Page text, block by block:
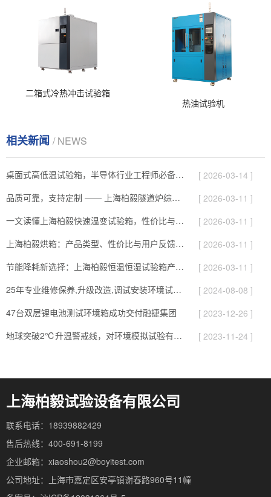
二箱式冷热冲击试验箱
热油试验机
相关新闻 / NEWS
桌面式高低温试验箱，半导体行业工程师必备的测试神器
[ 2026-03-14 ]
品质可靠，支持定制 —— 上海柏毅隧道炉综合解析
[ 2026-03-11 ]
一文读懂上海柏毅快速温变试验箱，性价比与服务综合介绍
[ 2026-03-11 ]
上海柏毅烘箱：产品类型、性价比与用户反馈总结
[ 2026-03-11 ]
节能降耗新选择：上海柏毅恒温恒湿试验箱产品与应用亮点
[ 2026-03-11 ]
25年专业维修保养,升级改造,调试安装环境试验设备
[ 2024-08-08 ]
47台双层锂电池测试环境箱成功交付融捷集团
[ 2023-12-26 ]
地球突破2℃升温警戒线，对环境模拟试验有哪些影响
[ 2023-11-24 ]
上海柏毅试验设备有限公司
联系电话：18939882429
售后热线：400-691-8199
企业邮箱：xiaoshou2@boyitest.com
公司地址：上海市嘉定区安亭镇谢春路960号11幢